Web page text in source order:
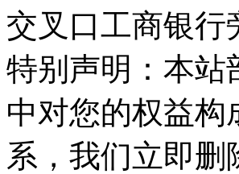
交叉口工商银行
特别声明：本站
中对您的权益构
系，我们立即删